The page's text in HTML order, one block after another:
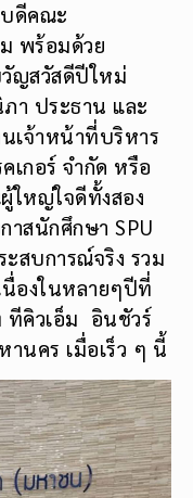
ดีคณะ
พร้อมด้วย
วัญสวัสดีปีใหม่
า ประธาน และ
เจ้าหน้าที่บริหาร
เกอร์ จำกัด หรือ
ใหญ่ใจดีทั้งสอง
สนักศึกษา SPU
สบการณ์จริง รวม
องในหลายๆปีที่
ทีคิวเอ็ม อินชัวร์
านคร เมื่อเร็ว ๆ นี้